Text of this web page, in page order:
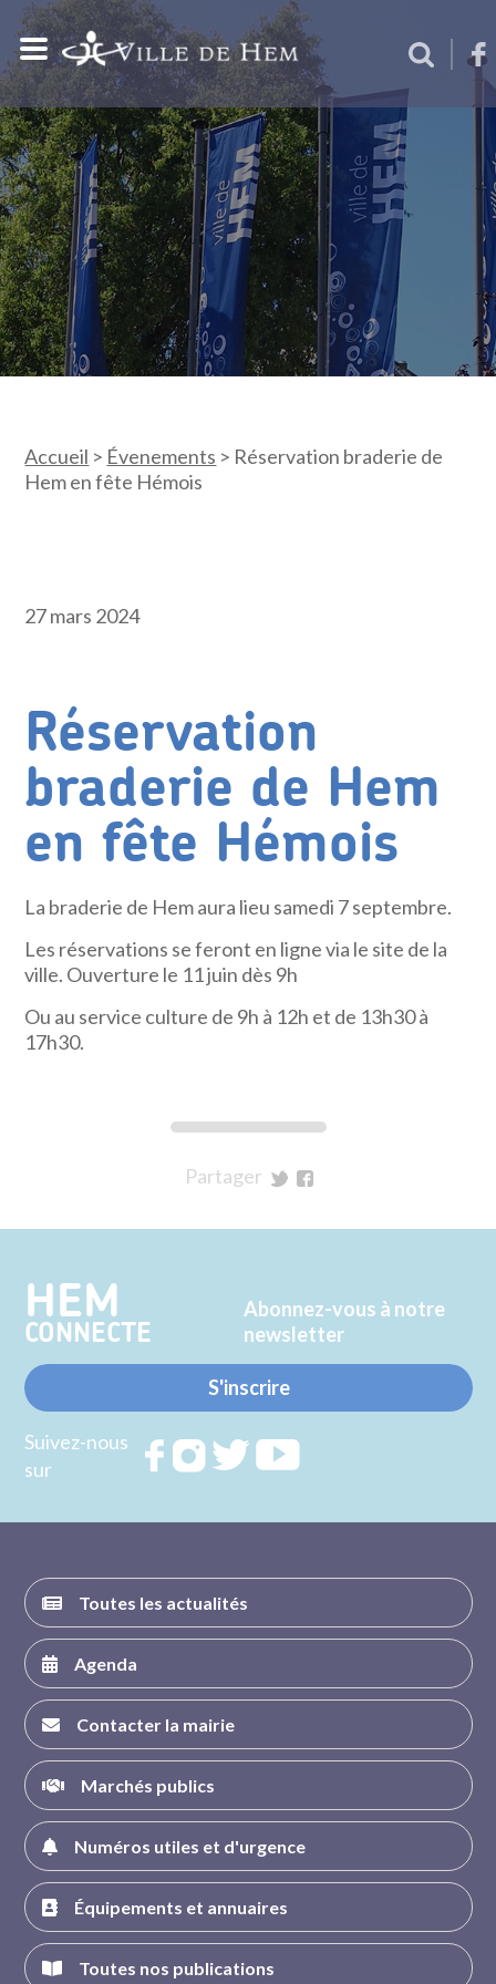
Accueil > Évenements > Réservation braderie de
Hem en fête Hémois
27 mars 2024
Réservation
braderie de Hem
en fête Hémois
La braderie de Hem aura lieu samedi 7 septembre.
Les réservations se feront en ligne via le site de la
ville. Ouverture le 11 juin dès 9h
Ou au service culture de 9h à 12h et de 13h30 à
17h30.
Partager
Twitter
Facebook
HEM
CONNECTE
Abonnez-vous à notre
newsletter
S'inscrire
Suivez-nous
sur
RejoignezRejoignezRejoignez
Toutes les actualités
Agenda
Contacter la mairie
Marchés publics
Numéros utiles et d'urgence
Équipements et annuaires
Toutes nos publications